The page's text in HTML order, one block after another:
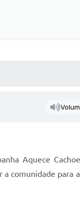
Aquece
comunidade para